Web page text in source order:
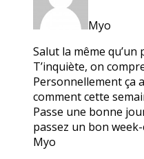
Myo
Salut la même qu’un
T’inquiète, on
Personnellement ça
comment cette
Passe une bonne
passez un bon
Myo